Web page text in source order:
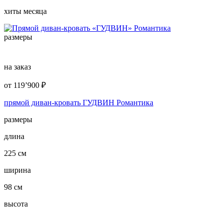
хиты месяца
размеры
на заказ
от 119’900 ₽
прямой диван-кровать ГУДВИН Романтика
размеры
длина
225 см
ширина
98 см
высота